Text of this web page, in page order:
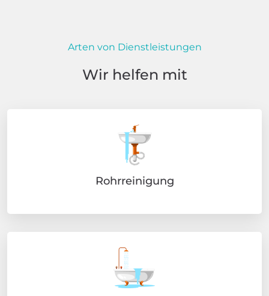
Arten von Dienstleistungen
Wir helfen mit
Rohrreinigung